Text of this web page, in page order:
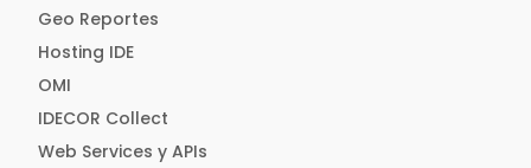
Geo Reportes
Hosting IDE
OMI
IDECOR Collect
Web Services y APIs